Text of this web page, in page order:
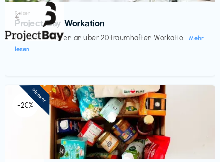
Reisen
Project Bay Workation
flexibles Arbeiten an über 20 traumhaften Workatio... Mehr
lesen
€‎
-20%
Pioneer